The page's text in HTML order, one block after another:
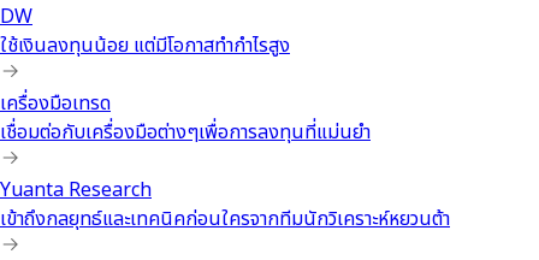
DW
ใช้เงินลงทุนน้อย แต่มีโอกาสทำกำไรสูง
เครื่องมือเทรด
เชื่อมต่อกับเครื่องมือต่างๆเพื่อการลงทุนที่แม่นยำ
Yuanta Research
เข้าถึงกลยุทธ์และเทคนิคก่อนใครจากทีมนักวิเคราะห์หยวนต้า